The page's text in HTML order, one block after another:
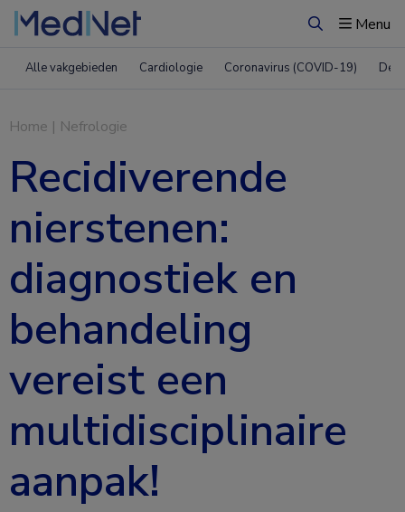
ZoekenMenu
Alle vakgebieden Cardiologie Coronavirus (COVID-19)
Home | Nefrologie
Recidiverende
nierstenen:
diagnostiek en
behandeling
vereist een
multidisciplinaire
aanpak!